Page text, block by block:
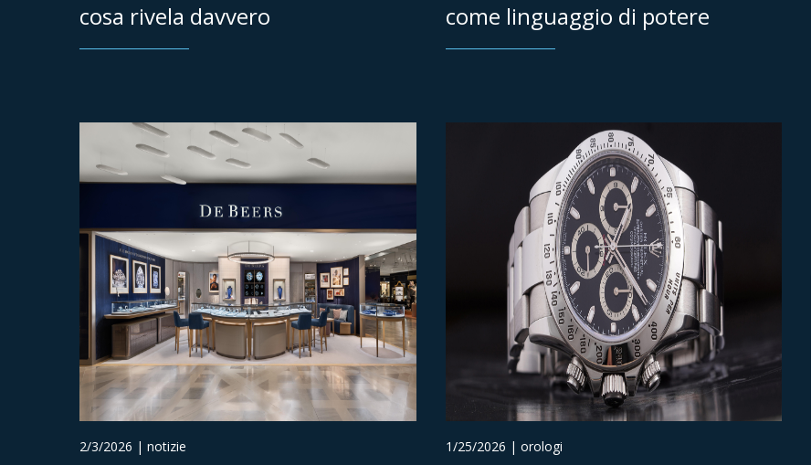
cosa rivela davvero
come linguaggio di potere
2/3/2026 | notizie 1/25/2026 | orologi